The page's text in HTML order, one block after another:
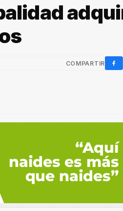
COMPARTIR